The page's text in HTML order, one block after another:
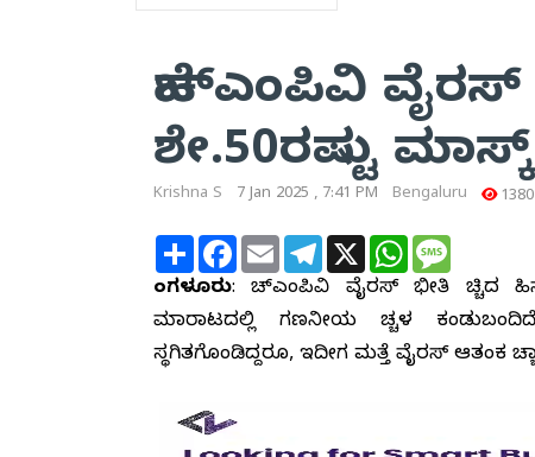
ಹೆಚ್‌ಎಂಪಿವಿ ವೈರಸ್
ಶೇ.50ರಷ್ಟು
Krishna S 7 Jan 2025 , 7:41 PM Bengaluru 1380
ShareFacebook
Email Telegram
X WhatsApp
ಬೆಂಗಳೂರು: ಹೆಚ್‌ಎಂಪಿವಿ ವೈರಸ್ ಭೀತಿ ಹೆಚ್ಚಿದ
ಮಾರಾಟದಲ್ಲಿ ಗಣನೀಯ ಹೆಚ್ಚಳ
ಸ್ಥಗಿತಗೊಂಡಿದ್ದರೂ, ಇದೀಗ ಮತ್ತೆ ವೈರಸ್ ಆತಂಕ